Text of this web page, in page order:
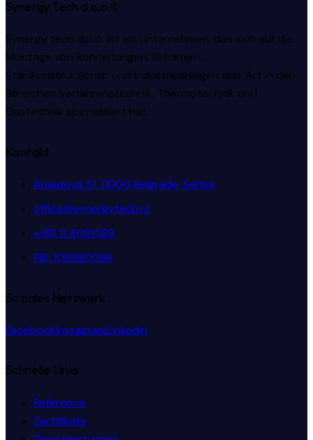
Synergy Tech d.o.o.©
Synergy tech d.o.o. ist ein Unternehmen, das sich auf die
Montage von Rohrleitungen, Behältern,
Stahlkonstruktionen und Industrieanlagen aller Art in den
Bereichen Verfahrenstechnik, Thermotechnik und
Gastechnik spezialisiert hat.
Kontakt
Amadova 51, 11000 Belgrade, Serbia
office@synergytech.rs
+381 11 4091589
PIB: 108980086
Soziales Netzwerk
FacebookInstagramLinkedin
Schnelle Links
Reference
Zertifikate